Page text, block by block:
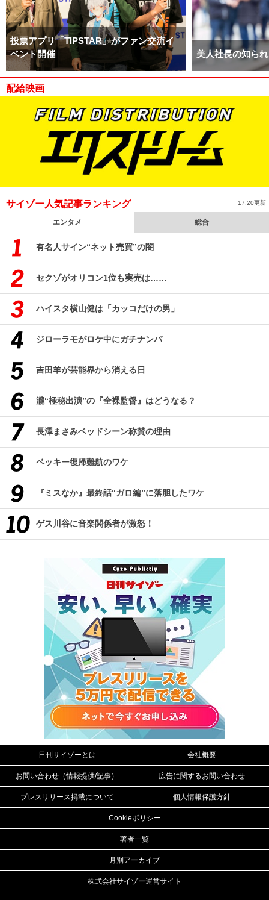
投票アプリ「TIPSTAR」がファン交流イ
ベント開催
美人社長の知ら
配給映画
サイゾー人気記事ランキング 17:20更新
エンタメ 総合
有名人サイン“ネット売買”の闇
セクゾがオリコン1位も実売は……
ハイスタ横山健は「カッコだけの男」
ジローラモがロケ中にガチナンパ
吉田羊が芸能界から消える日
瀧“極秘出演”の『全裸監督』はどうなる？
長澤まさみベッドシーン称賛の理由
ベッキー復帰難航のワケ
『ミスなか』最終話“ガロ編”に落胆したワケ
ゲス川谷に音楽関係者が激怒！
日刊サイゾーとは 会社概要
お問い合わせ（情報提供/記事） 広告に関するお問い合わせ
プレスリリース掲載について 個人情報保護方針
Cookieポリシー
著者一覧
月別アーカイブ
株式会社サイゾー運営サイト